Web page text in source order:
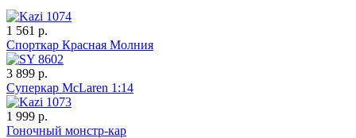
1 561 р.
Спорткар Красная Молния
3 899 р.
Суперкар McLaren 1:14
1 999 р.
Гоночный монстр-кар